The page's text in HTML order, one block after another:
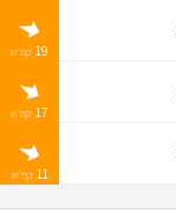
19 קמ״ש
17 קמ״ש
11 קמ״ש